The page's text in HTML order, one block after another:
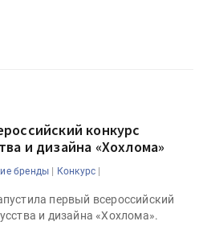
конкурс
и дизайна «Хохлома»
бренды | Конкурс |
первый всероссийский
и дизайна «Хохлома».
принтер G1X